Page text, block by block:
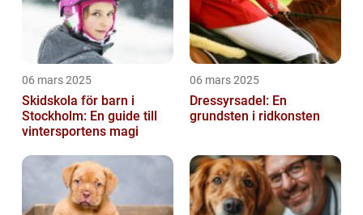
06 mars 2025
Skidskola för barn i
Stockholm: En guide till
vintersportens magi
06 mars 2025
Dressyrsadel: En
grundsten i ridkonsten